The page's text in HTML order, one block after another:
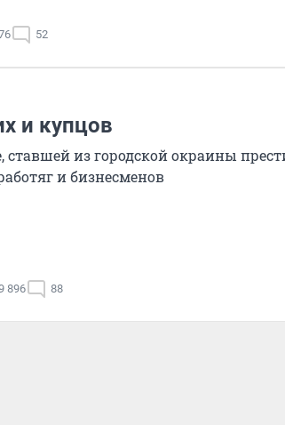
52
и купцов
ставшей из городской окраины
и бизнесменов
896 88